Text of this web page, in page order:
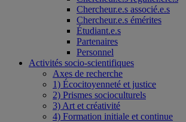
Chercheur.e.s associé.e.s
Chercheur.e.s émérites
Étudiant.e.s
Partenaires
Personnel
Activités socio-scientifiques
Axes de recherche
1) Écocitoyenneté et justice
2) Prismes socioculturels
3) Art et créativité
4) Formation initiale et continue